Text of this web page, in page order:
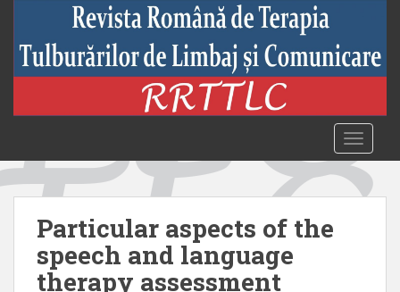
i
Particular aspects of the
speech and language
therapy assessment